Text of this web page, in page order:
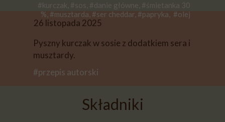
#kurczak, #sos, #danie główne, #śmietanka 30
%, #musztarda, #ser cheddar, #papryka, #olej
26 listopada 2025
Pyszny kurczak w sosie z dodatkiem sera i
musztardy.
#przepis autorski
Składniki